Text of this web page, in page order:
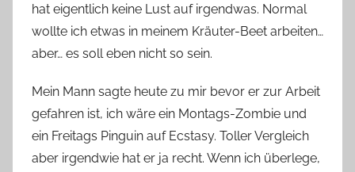
hat eigentlich keine Lust auf irgendwas. Normal
wollte ich etwas in meinem Kräuter-Beet arbeiten…
aber… es soll eben nicht so sein.
Mein Mann sagte heute zu mir bevor er zur Arbeit
gefahren ist, ich wäre ein Montags-Zombie und
ein Freitags Pinguin auf Ecstasy. Toller Vergleich
aber irgendwie hat er ja recht. Wenn ich überlege,